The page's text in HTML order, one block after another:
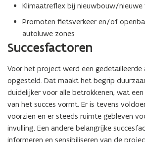
Klimaatreflex bij nieuwbouw/nieuwe
Promoten fietsverkeer en/of
autoluwe zones
Succesfactoren
Voor het project werd een
opgesteld. Dat maakt het begrip
duidelijker voor alle betrokkenen, wat
van het succes vormt. Er is tevens
voorzien en er steeds ruimte gebleven
invulling. Een andere belangrijke
informeren en sensibiliseren van de